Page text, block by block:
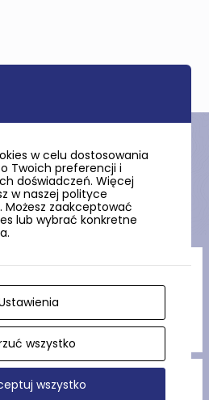
miasta
Puckiej –
Św. Jerzego w
w celu dostosowania
Twoich preferencji i
doświadczeń. Więcej
w naszej polityce
zaakceptować
lub wybrać konkretne
wszystko
wszystko